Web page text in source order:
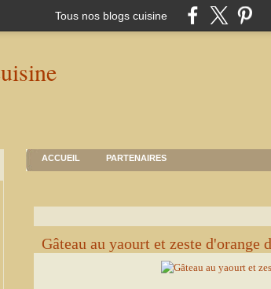
Tous nos blogs cuisine
ACCUEIL PARTENAIRES
Gâteau au yaourt et zeste d'orange